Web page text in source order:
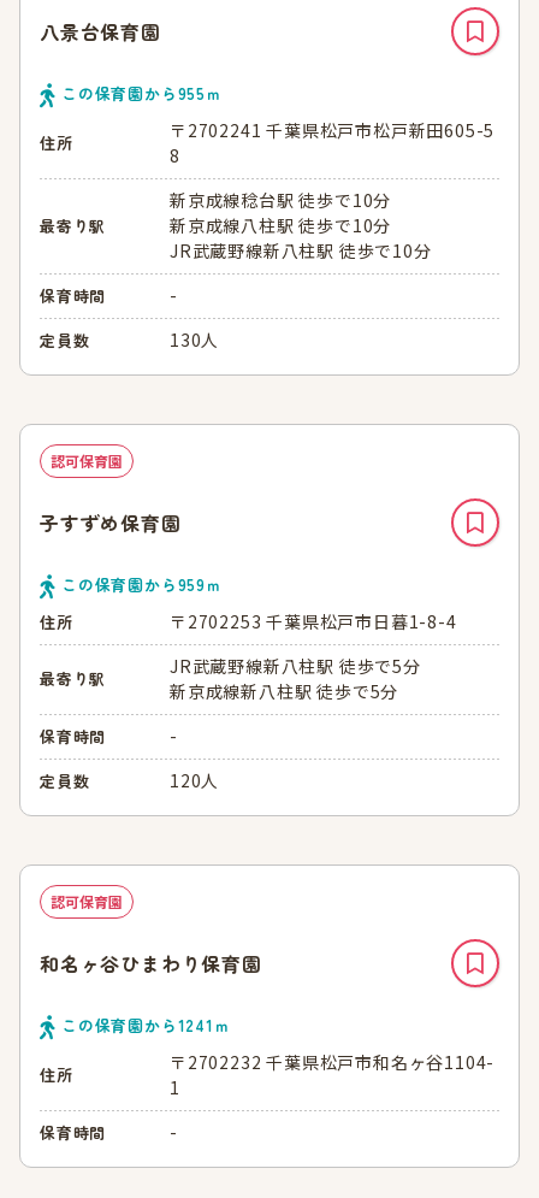
八景台保育園
この保育園から955ｍ
住所
〒2702241 千葉県松戸市松戸新田605-5
8
最寄り駅
新京成線稔台駅 徒歩で10分
新京成線八柱駅 徒歩で10分
JR武蔵野線新八柱駅 徒歩で10分
保育時間 -
定員数 130人
認可保育園
子すずめ保育園
この保育園から959ｍ
住所
〒2702253 千葉県松戸市日暮1-8-4
最寄り駅
JR武蔵野線新八柱駅 徒歩で5分
新京成線新八柱駅 徒歩で5分
保育時間 -
定員数 120人
認可保育園
和名ヶ谷ひまわり保育園
この保育園から1241 ｍ
住所
〒2702232 千葉県松戸市和名ヶ谷1104-
1
保育時間 -